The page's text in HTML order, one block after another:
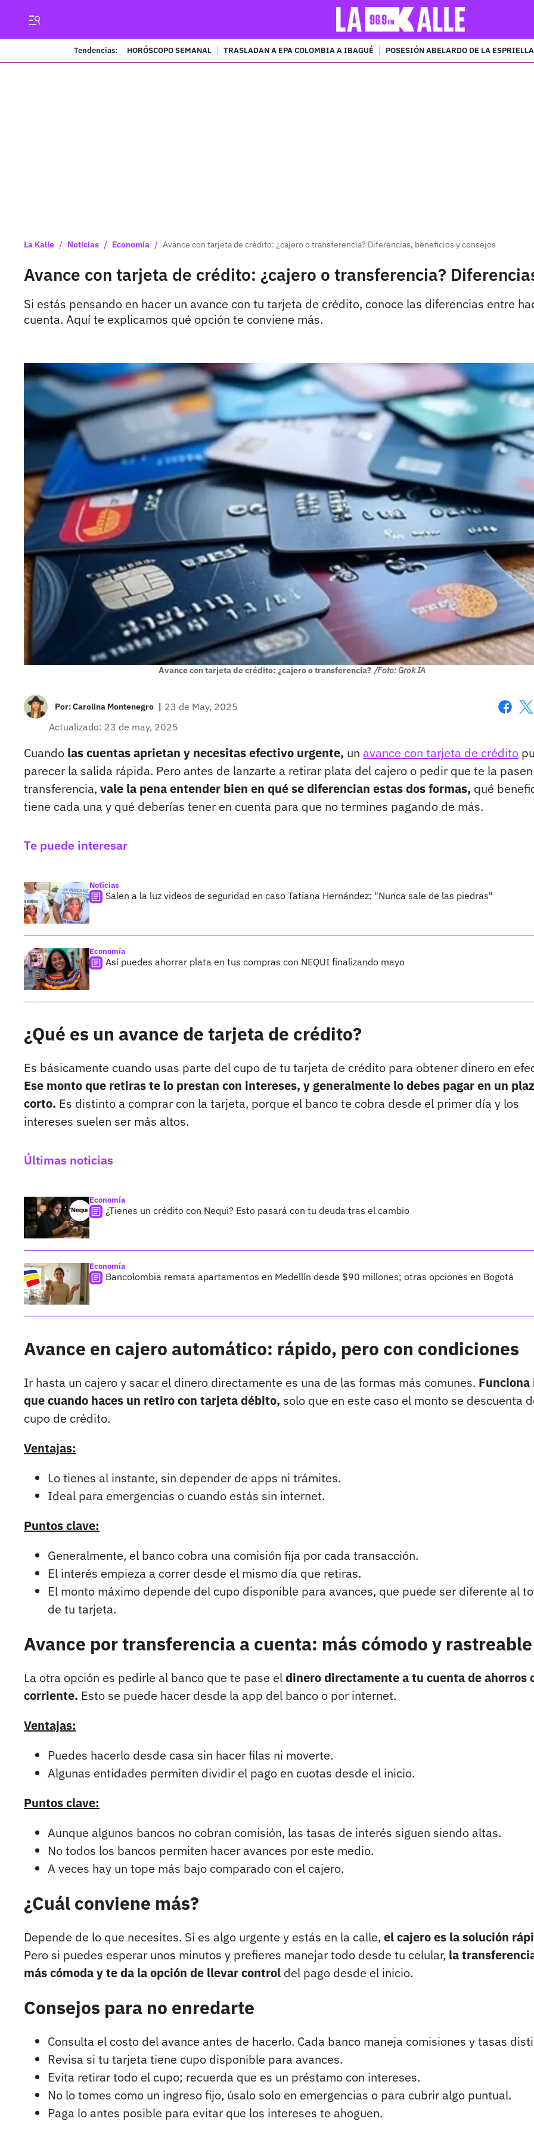
Tendencias: HORÓSCOPO SEMANAL TRASLADAN A EPA COLOMBIA A IBAGUÉ POSESIÓN ABELARDO DE LA ESPRIELLA
La Kalle / Noticias / Economía / Avance con tarjeta de crédito: ¿cajero o transferencia? Diferencias, beneficios y consejos
Avance con tarjeta de crédito: ¿cajero o transferencia?
Si estás pensando en hacer un avance con tu tarjeta de crédito, conoce las diferencias entre
cuenta. Aquí te explicamos qué opción te conviene más.
Avance con tarjeta de crédito: ¿cajero o transferencia? /Foto: Grok IA
Por:Carolina Montenegro | 23 de May, 2025
Actualizado: 23 de may, 2025
Cuando las cuentas aprietan y necesitas efectivo urgente, un avance con tarjeta de crédito
parecer la salida rápida. Pero antes de lanzarte a retirar plata del cajero o pedir que te la
transferencia, vale la pena entender bien en qué se diferencian estas dos formas, qué
tiene cada una y qué deberías tener en cuenta para que no termines pagando de más.
Te puede interesar
Noticias
Salen a la luz videos de seguridad en caso Tatiana Hernández: "Nunca sale de las piedras"
Economía
Así puedes ahorrar plata en tus compras con NEQUI finalizando mayo
¿Qué es un avance de tarjeta de crédito?
Es básicamente cuando usas parte del cupo de tu tarjeta de crédito para obtener dinero en
Ese monto que retiras te lo prestan con intereses, y generalmente lo debes pagar en un
corto. Es distinto a comprar con la tarjeta, porque el banco te cobra desde el primer día y los
intereses suelen ser más altos.
Últimas noticias
Economía
¿Tienes un crédito con Nequi? Esto pasará con tu deuda tras el cambio
Economía
Bancolombia remata apartamentos en Medellín desde $90 millones; otras opciones en Bogotá
Avance en cajero automático: rápido, pero con condiciones
Ir hasta un cajero y sacar el dinero directamente es una de las formas más comunes. Funciona
que cuando haces un retiro con tarjeta débito, solo que en este caso el monto se descuenta
cupo de crédito.
Ventajas:
Lo tienes al instante, sin depender de apps ni trámites.
Ideal para emergencias o cuando estás sin internet.
Puntos clave:
Generalmente, el banco cobra una comisión fija por cada transacción.
El interés empieza a correr desde el mismo día que retiras.
El monto máximo depende del cupo disponible para avances, que puede ser diferente al
de tu tarjeta.
Avance por transferencia a cuenta: más cómodo y rastreable
La otra opción es pedirle al banco que te pase eldinero directamente a tu cuenta de ahorros
corriente. Esto se puede hacer desde la app del banco o por internet.
Ventajas:
Puedes hacerlo desde casa sin hacer filas ni moverte.
Algunas entidades permiten dividir el pago en cuotas desde el inicio.
Puntos clave:
Aunque algunos bancos no cobran comisión, las tasas de interés siguen siendo altas.
No todos los bancos permiten hacer avances por este medio.
A veces hay un tope más bajo comparado con el cajero.
¿Cuál conviene más?
Depende de lo que necesites. Si es algo urgente y estás en la calle, el cajero es la solución
Pero si puedes esperar unos minutos y prefieres manejar todo desde tu celular, la
más cómoda y te da la opción de llevar control del pago desde el inicio.
Consejos para no enredarte
Consulta el costo del avance antes de hacerlo. Cada banco maneja comisiones y tasas
Revisa si tu tarjeta tiene cupo disponible para avances.
Evita retirar todo el cupo; recuerda que es un préstamo con intereses.
No lo tomes como un ingreso fijo, úsalo solo en emergencias o para cubrir algo puntual.
Paga lo antes posible para evitar que los intereses te ahoguen.